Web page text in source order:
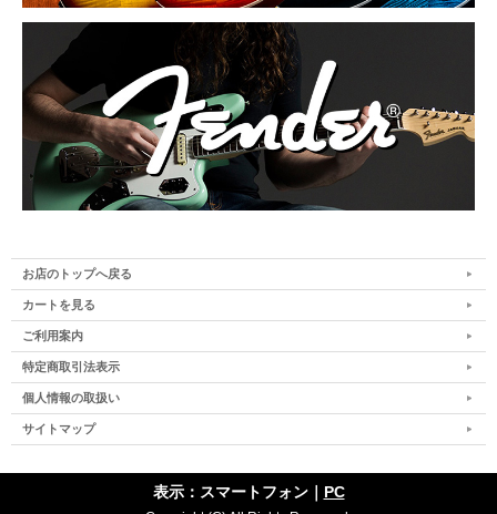
お店のトップへ戻る
カートを見る
ご利用案内
特定商取引法表示
個人情報の取扱い
サイトマップ
表示：スマートフォン｜ PC